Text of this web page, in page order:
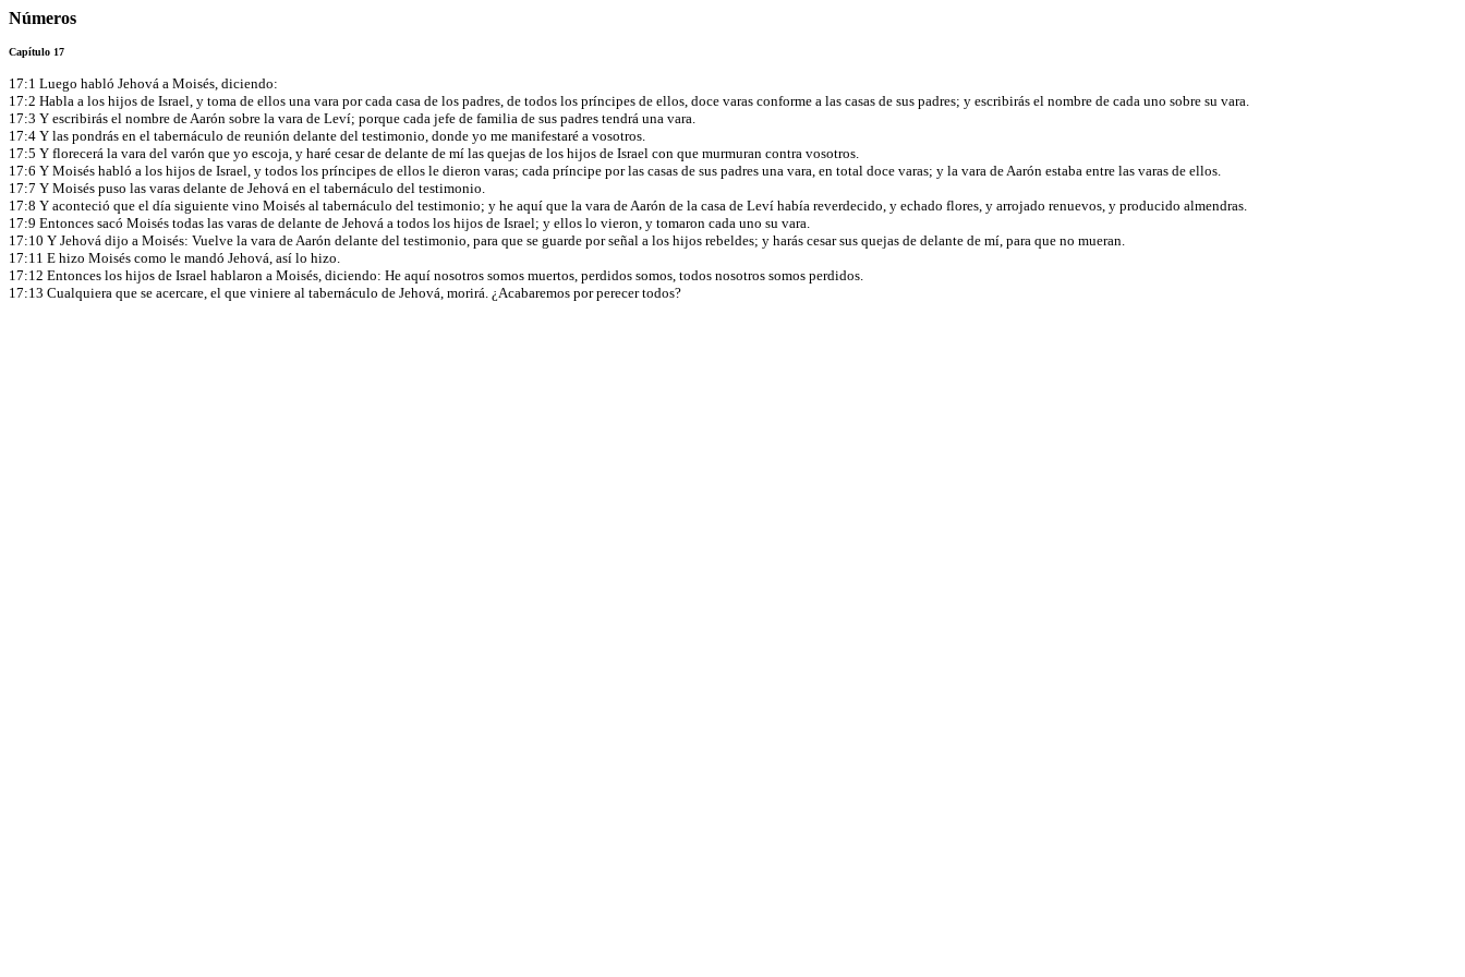
Números
Capítulo 17
17:1 Luego habló Jehová a Moisés, diciendo:
17:2 Habla a los hijos de Israel, y toma de ellos una vara por cada casa de los padres, de todos los príncipes de ellos, doce varas conforme a las casas de sus padres; y escribirás el nombre de cada uno sobre su vara.
17:3 Y escribirás el nombre de Aarón sobre la vara de Leví; porque cada jefe de familia de sus padres tendrá una vara.
17:4 Y las pondrás en el tabernáculo de reunión delante del testimonio, donde yo me manifestaré a vosotros.
17:5 Y florecerá la vara del varón que yo escoja, y haré cesar de delante de mí las quejas de los hijos de Israel con que murmuran contra vosotros.
17:6 Y Moisés habló a los hijos de Israel, y todos los príncipes de ellos le dieron varas; cada príncipe por las casas de sus padres una vara, en total doce varas; y la vara de Aarón estaba entre las varas de ellos.
17:7 Y Moisés puso las varas delante de Jehová en el tabernáculo del testimonio.
17:8 Y aconteció que el día siguiente vino Moisés al tabernáculo del testimonio; y he aquí que la vara de Aarón de la casa de Leví había reverdecido, y echado flores, y arrojado renuevos, y producido almendras.
17:9 Entonces sacó Moisés todas las varas de delante de Jehová a todos los hijos de Israel; y ellos lo vieron, y tomaron cada uno su vara.
17:10 Y Jehová dijo a Moisés: Vuelve la vara de Aarón delante del testimonio, para que se guarde por señal a los hijos rebeldes; y harás cesar sus quejas de delante de mí, para que no mueran.
17:11 E hizo Moisés como le mandó Jehová, así lo hizo.
17:12 Entonces los hijos de Israel hablaron a Moisés, diciendo: He aquí nosotros somos muertos, perdidos somos, todos nosotros somos perdidos.
17:13 Cualquiera que se acercare, el que viniere al tabernáculo de Jehová, morirá. ¿Acabaremos por perecer todos?